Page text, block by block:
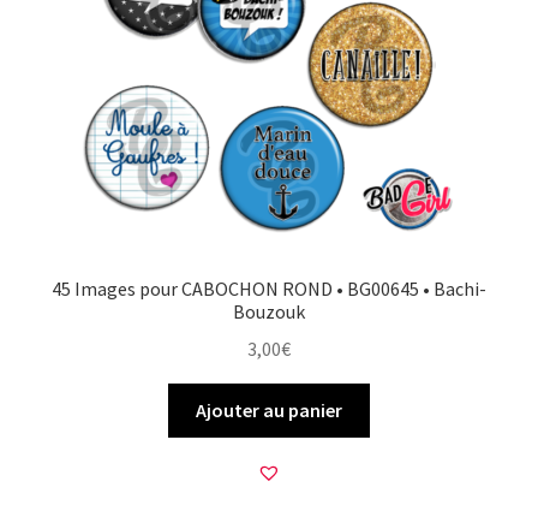
45 Images pour CABOCHON ROND • BG00645 • Bachi-
Bouzouk
3,00€
Ajouter au panier